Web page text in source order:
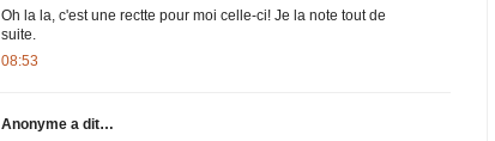
Oh la la, c'est une rectte pour moi celle-ci! Je la note tout de
suite.
08:53
Anonyme a dit…